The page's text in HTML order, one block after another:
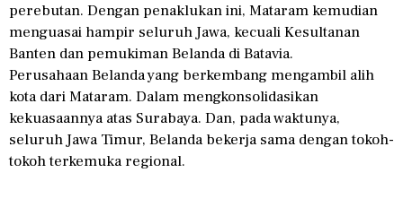
perebutan. Dengan penaklukan ini, Mataram kemudian
menguasai hampir seluruh Jawa, kecuali Kesultanan
Banten dan pemukiman Belanda di Batavia.
Perusahaan Belanda yang berkembang mengambil alih
kota dari Mataram. Dalam mengkonsolidasikan
kekuasaannya atas Surabaya. Dan, pada waktunya,
seluruh Jawa Timur, Belanda bekerja sama dengan tokoh-
tokoh terkemuka regional.